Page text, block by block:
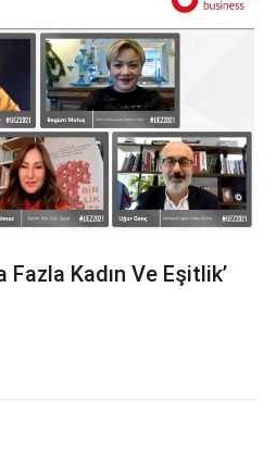
Fazla Kadın Ve Eşitlik’